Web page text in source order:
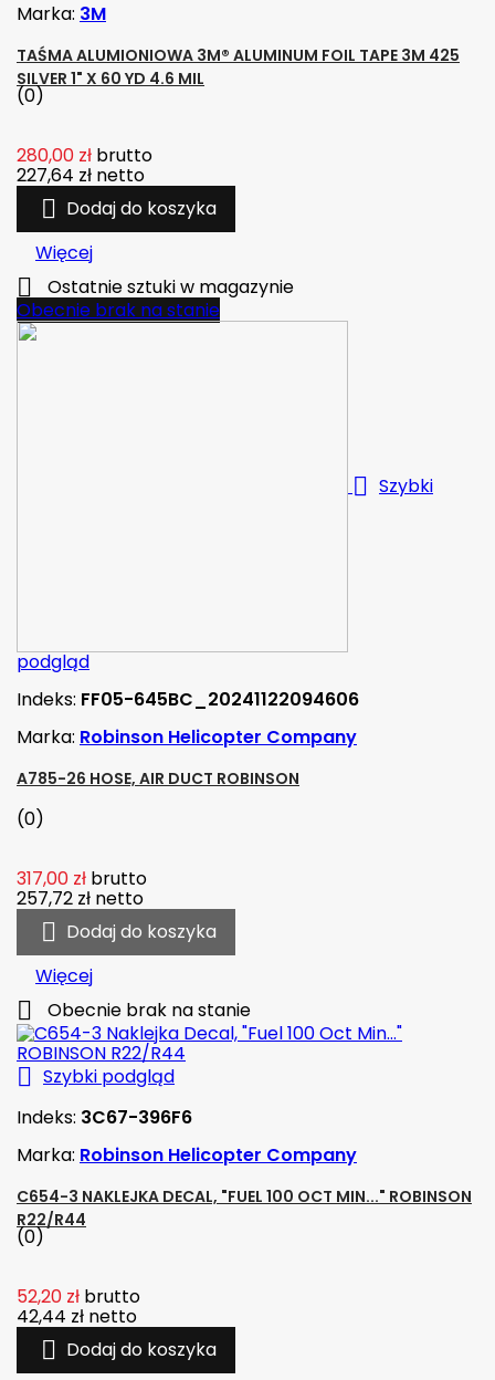
Marka: 3M
TAŚMA ALUMIONIOWA 3M® ALUMINUM FOIL TAPE 3M 425
SILVER 1" X 60 YD 4.6 MIL
(0)
280,00 zł brutto
227,64 zł netto
 Dodaj do koszyka
Więcej

Ostatnie sztuki w magazynie
Obecnie brak na stanie
 Szybki
podgląd
Indeks: FF05-645BC_20241122094606
Marka: Robinson Helicopter Company
A785-26 HOSE, AIR DUCT ROBINSON
(0)
317,00 zł brutto
257,72 zł netto
 Dodaj do koszyka
Więcej
 Obecnie brak na stanie
 Szybki podgląd
Indeks: 3C67-396F6
Marka: Robinson Helicopter Company
C654-3 NAKLEJKA DECAL, "FUEL 100 OCT MIN..." ROBINSON
R22/R44
(0)
52,20 zł brutto
42,44 zł netto
 Dodaj do koszyka